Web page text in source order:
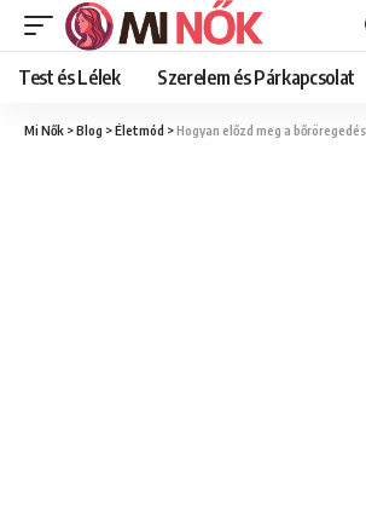
Test és Lélek Szerelem és Párkapcsolat
Mi Nők >Blog >Életmód >Hogyan előzd meg a